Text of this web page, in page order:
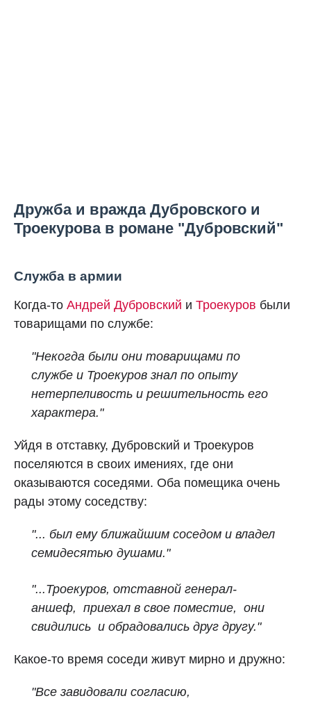
Дружба и вражда Дубровского и
Троекурова в романе "Дубровский"
Служба в армии
Когда-то Андрей Дубровский и Троекуров были
товарищами по службе:
"Некогда были они товарищами по
службе и Троекуров знал по опыту
нетерпеливость и решительность его
характера."
Уйдя в отставку, Дубровский и Троекуров
поселяются в своих имениях, где они
оказываются соседями. Оба помещика очень
рады этому соседству:
"... был ему ближайшим соседом и владел
семидесятью душами."
"...Троекуров, отставной генерал-
аншеф, приехал в свое поместие, они
свидились и обрадовались друг другу."
Какое-то время соседи живут мирно и дружно:
"Все завидовали согласию,